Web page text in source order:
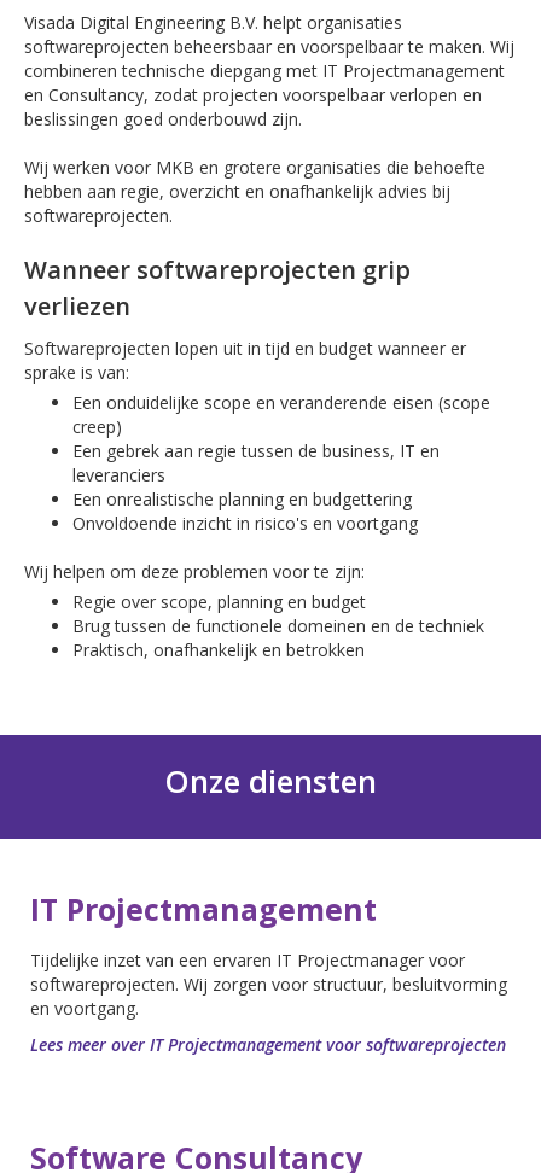
Visada Digital Engineering B.V. helpt organisaties
softwareprojecten beheersbaar en voorspelbaar te maken. Wij
combineren technische diepgang met IT Projectmanagement
en Consultancy, zodat projecten voorspelbaar verlopen en
beslissingen goed onderbouwd zijn.
Wij werken voor MKB en grotere organisaties die behoefte
hebben aan regie, overzicht en onafhankelijk advies bij
softwareprojecten.
Wanneer softwareprojecten grip
verliezen
Softwareprojecten lopen uit in tijd en budget wanneer er
sprake is van:
Een onduidelijke scope en veranderende eisen (scope
creep)
Een gebrek aan regie tussen de business, IT en
leveranciers
Een onrealistische planning en budgettering
Onvoldoende inzicht in risico's en voortgang
Wij helpen om deze problemen voor te zijn:
Regie over scope, planning en budget
Brug tussen de functionele domeinen en de techniek
Praktisch, onafhankelijk en betrokken
Onze diensten
IT Projectmanagement
Tijdelijke inzet van een ervaren IT Projectmanager voor
softwareprojecten. Wij zorgen voor structuur, besluitvorming
en voortgang.
Lees meer over IT Projectmanagement voor softwareprojecten
Software Consultancy